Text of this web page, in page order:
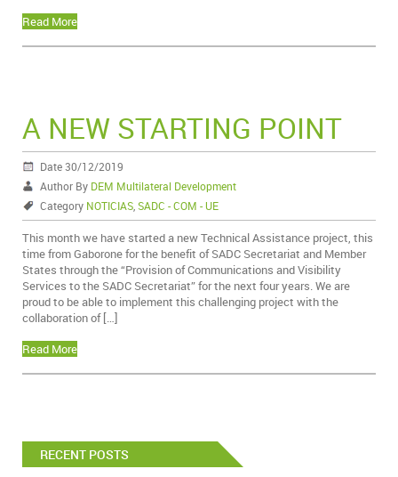
Read More
A NEW STARTING POINT
Date 30/12/2019
Author By DEM Multilateral Development
Category NOTICIAS SADC - COM - UE
This month we have started a new Technical Assistance project, this
time from Gaborone for the benefit of SADC Secretariat and Member
States through the “Provision of Communications and Visibility
Services to the SADC Secretariat” for the next four years. We are
proud to be able to implement this challenging project with the
collaboration of […]
Read More
RECENT POSTS